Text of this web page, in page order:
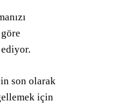
son olarak
için